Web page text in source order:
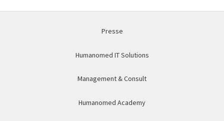
Presse
Humanomed IT Solutions
Management & Consult
Humanomed Academy